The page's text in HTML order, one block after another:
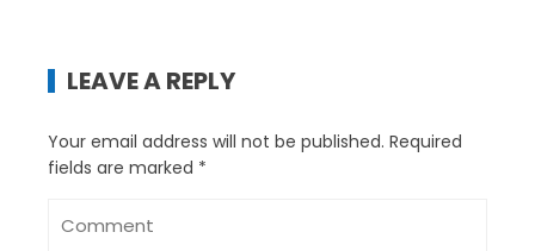
LEAVE A REPLY
Your email address will not be published. Required
fields are marked *